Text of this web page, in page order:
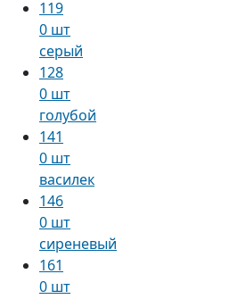
119
0 шт
серый
128
0 шт
голубой
141
0 шт
василек
146
0 шт
сиреневый
161
0 шт